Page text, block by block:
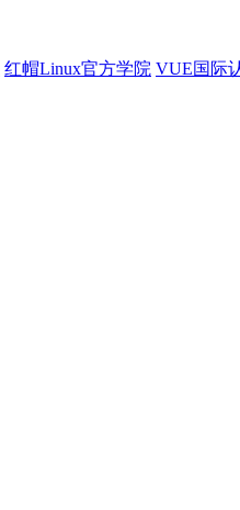
红帽Linux官方学院 VUE国际